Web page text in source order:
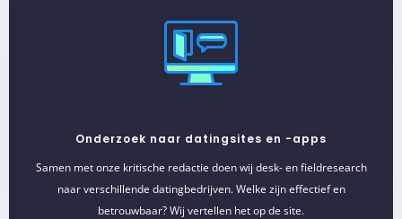
Onderzoek naar datingsites en -apps
Samen met onze kritische redactie doen wij desk- en fieldresearch
naar verschillende datingbedrijven. Welke zijn effectief en
betrouwbaar? Wij vertellen het op de site.